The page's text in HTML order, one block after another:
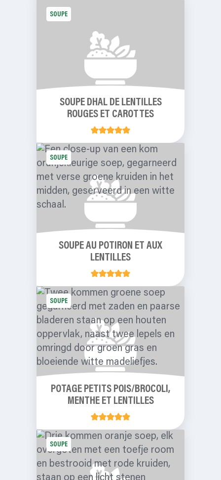
SOUPE
SOUPE DHAL DE LENTILLES
ROUGES ET CAROTTES
SOUPE
SOUPE AU POTIRON ET AUX
LENTILLES
SOUPE
POTAGE PETITS POIS/BROCOLI,
MENTHE ET LENTILLES
SOUPE